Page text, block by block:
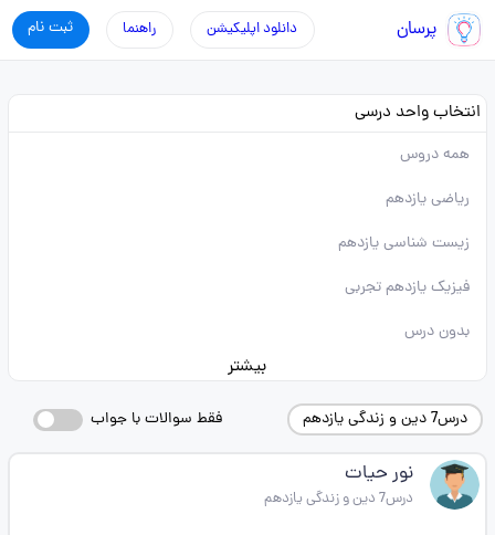
پرسان ثبت نام راهنما دانلود اپلیکیشن
انتخاب واحد درسی
همه دروس
ریاضی یازدهم
زیست شناسی یازدهم
فیزیک یازدهم تجربی
بدون درس
بیشتر
درس7 دین و زندگی یازدهم فقط سوالات با جواب
نور حیات
درس7 دین و زندگی یازدهم